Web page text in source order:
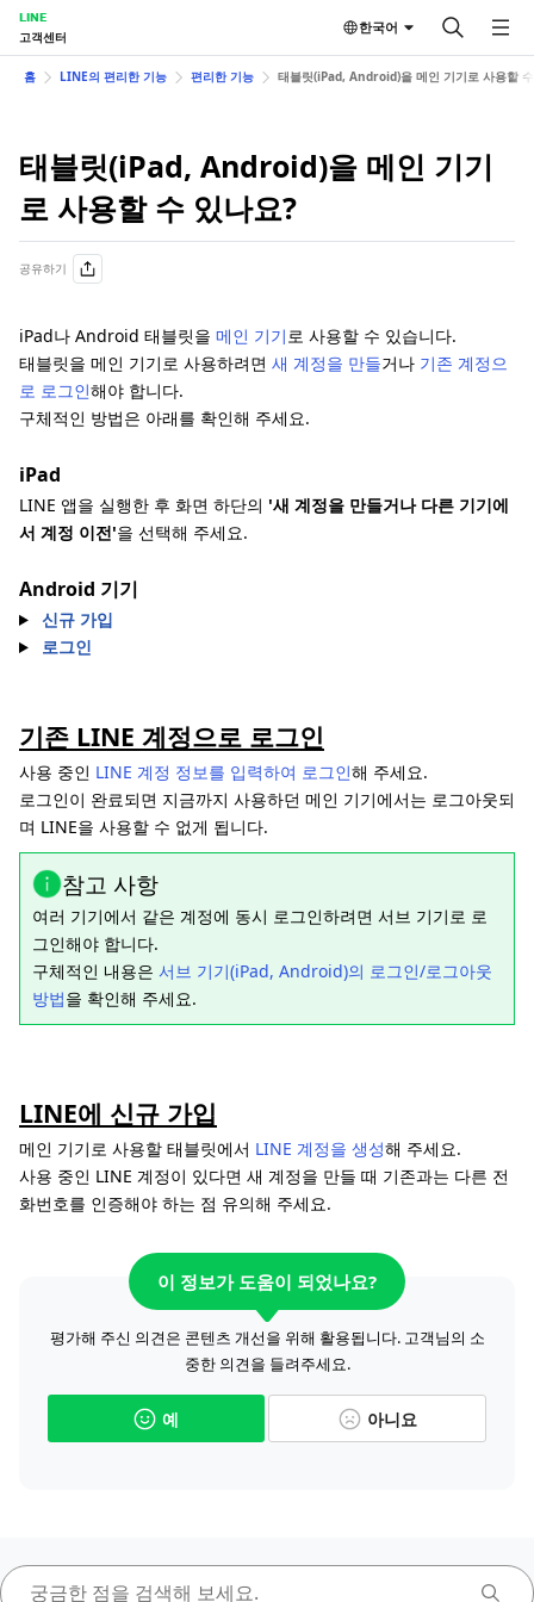
LINE
고객센터
한국어
홈 LINE의 편리한 기능 편리한 기능 태블릿(iPad, Android)을 메인 기기로 사용할
태블릿(iPad, Android)을 메인 기기
로 사용할 수 있나요?
공유하기
iPad나 Android 태블릿을 메인 기기로 사용할 수 있습니다.
태블릿을 메인 기기로 사용하려면 새 계정을 만들거나 기존 계정으
로 로그인해야 합니다.
구체적인 방법은 아래를 확인해 주세요.
iPad
LINE 앱을 실행한 후 화면 하단의 '새 계정을 만들거나 다른 기기에
서 계정 이전'을 선택해 주세요.
Android 기기
신규 가입
로그인
기존 LINE 계정으로 로그인
사용 중인 LINE 계정 정보를 입력하여 로그인해 주세요.
로그인이 완료되면 지금까지 사용하던 메인 기기에서는 로그아웃되
며 LINE을 사용할 수 없게 됩니다.
참고 사항
여러 기기에서 같은 계정에 동시 로그인하려면 서브 기기로 로
그인해야 합니다.
구체적인 내용은 서브 기기(iPad, Android)의 로그인/로그아웃
방법을 확인해 주세요.
LINE에 신규 가입
메인 기기로 사용할 태블릿에서 LINE 계정을 생성해 주세요.
사용 중인 LINE 계정이 있다면 새 계정을 만들 때 기존과는 다른 전
화번호를 인증해야 하는 점 유의해 주세요.
이 정보가 도움이 되었나요?
평가해 주신 의견은 콘텐츠 개선을 위해 활용됩니다. 고객님의 소
중한 의견을 들려주세요.
예 아니요